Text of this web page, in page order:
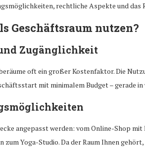
rechtliche Aspekte und das
Geschäftsraum nutzen?
Zugänglichkeit
oft ein großer Kostenfaktor. Die
mit minimalem Budget – gerade
angepasst werden: vom Online-Shop
Yoga-Studio. Da der Raum Ihnen